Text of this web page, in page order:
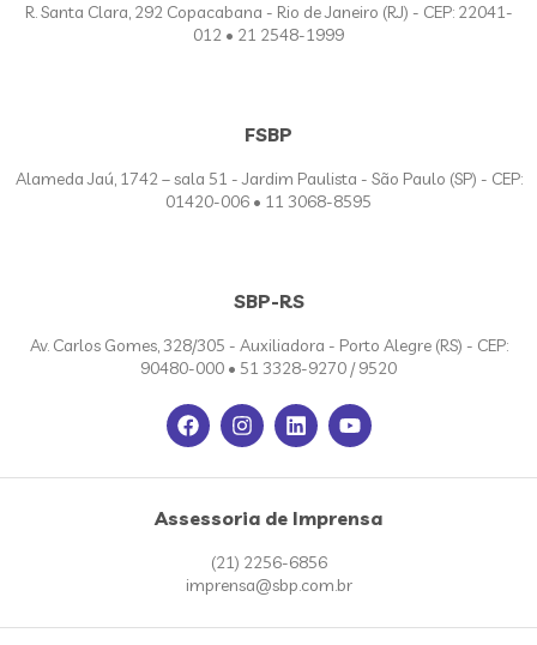
R. Santa Clara, 292 Copacabana - Rio de Janeiro (RJ) - CEP: 22041-
012 • 21 2548-1999
FSBP
Alameda Jaú, 1742 – sala 51 - Jardim Paulista - São Paulo (SP) - CEP:
01420-006 • 11 3068-8595
SBP-RS
Av. Carlos Gomes, 328/305 - Auxiliadora - Porto Alegre (RS) - CEP:
90480-000 • 51 3328-9270 / 9520
Assessoria de Imprensa
(21) 2256-6856
imprensa@sbp.com.br